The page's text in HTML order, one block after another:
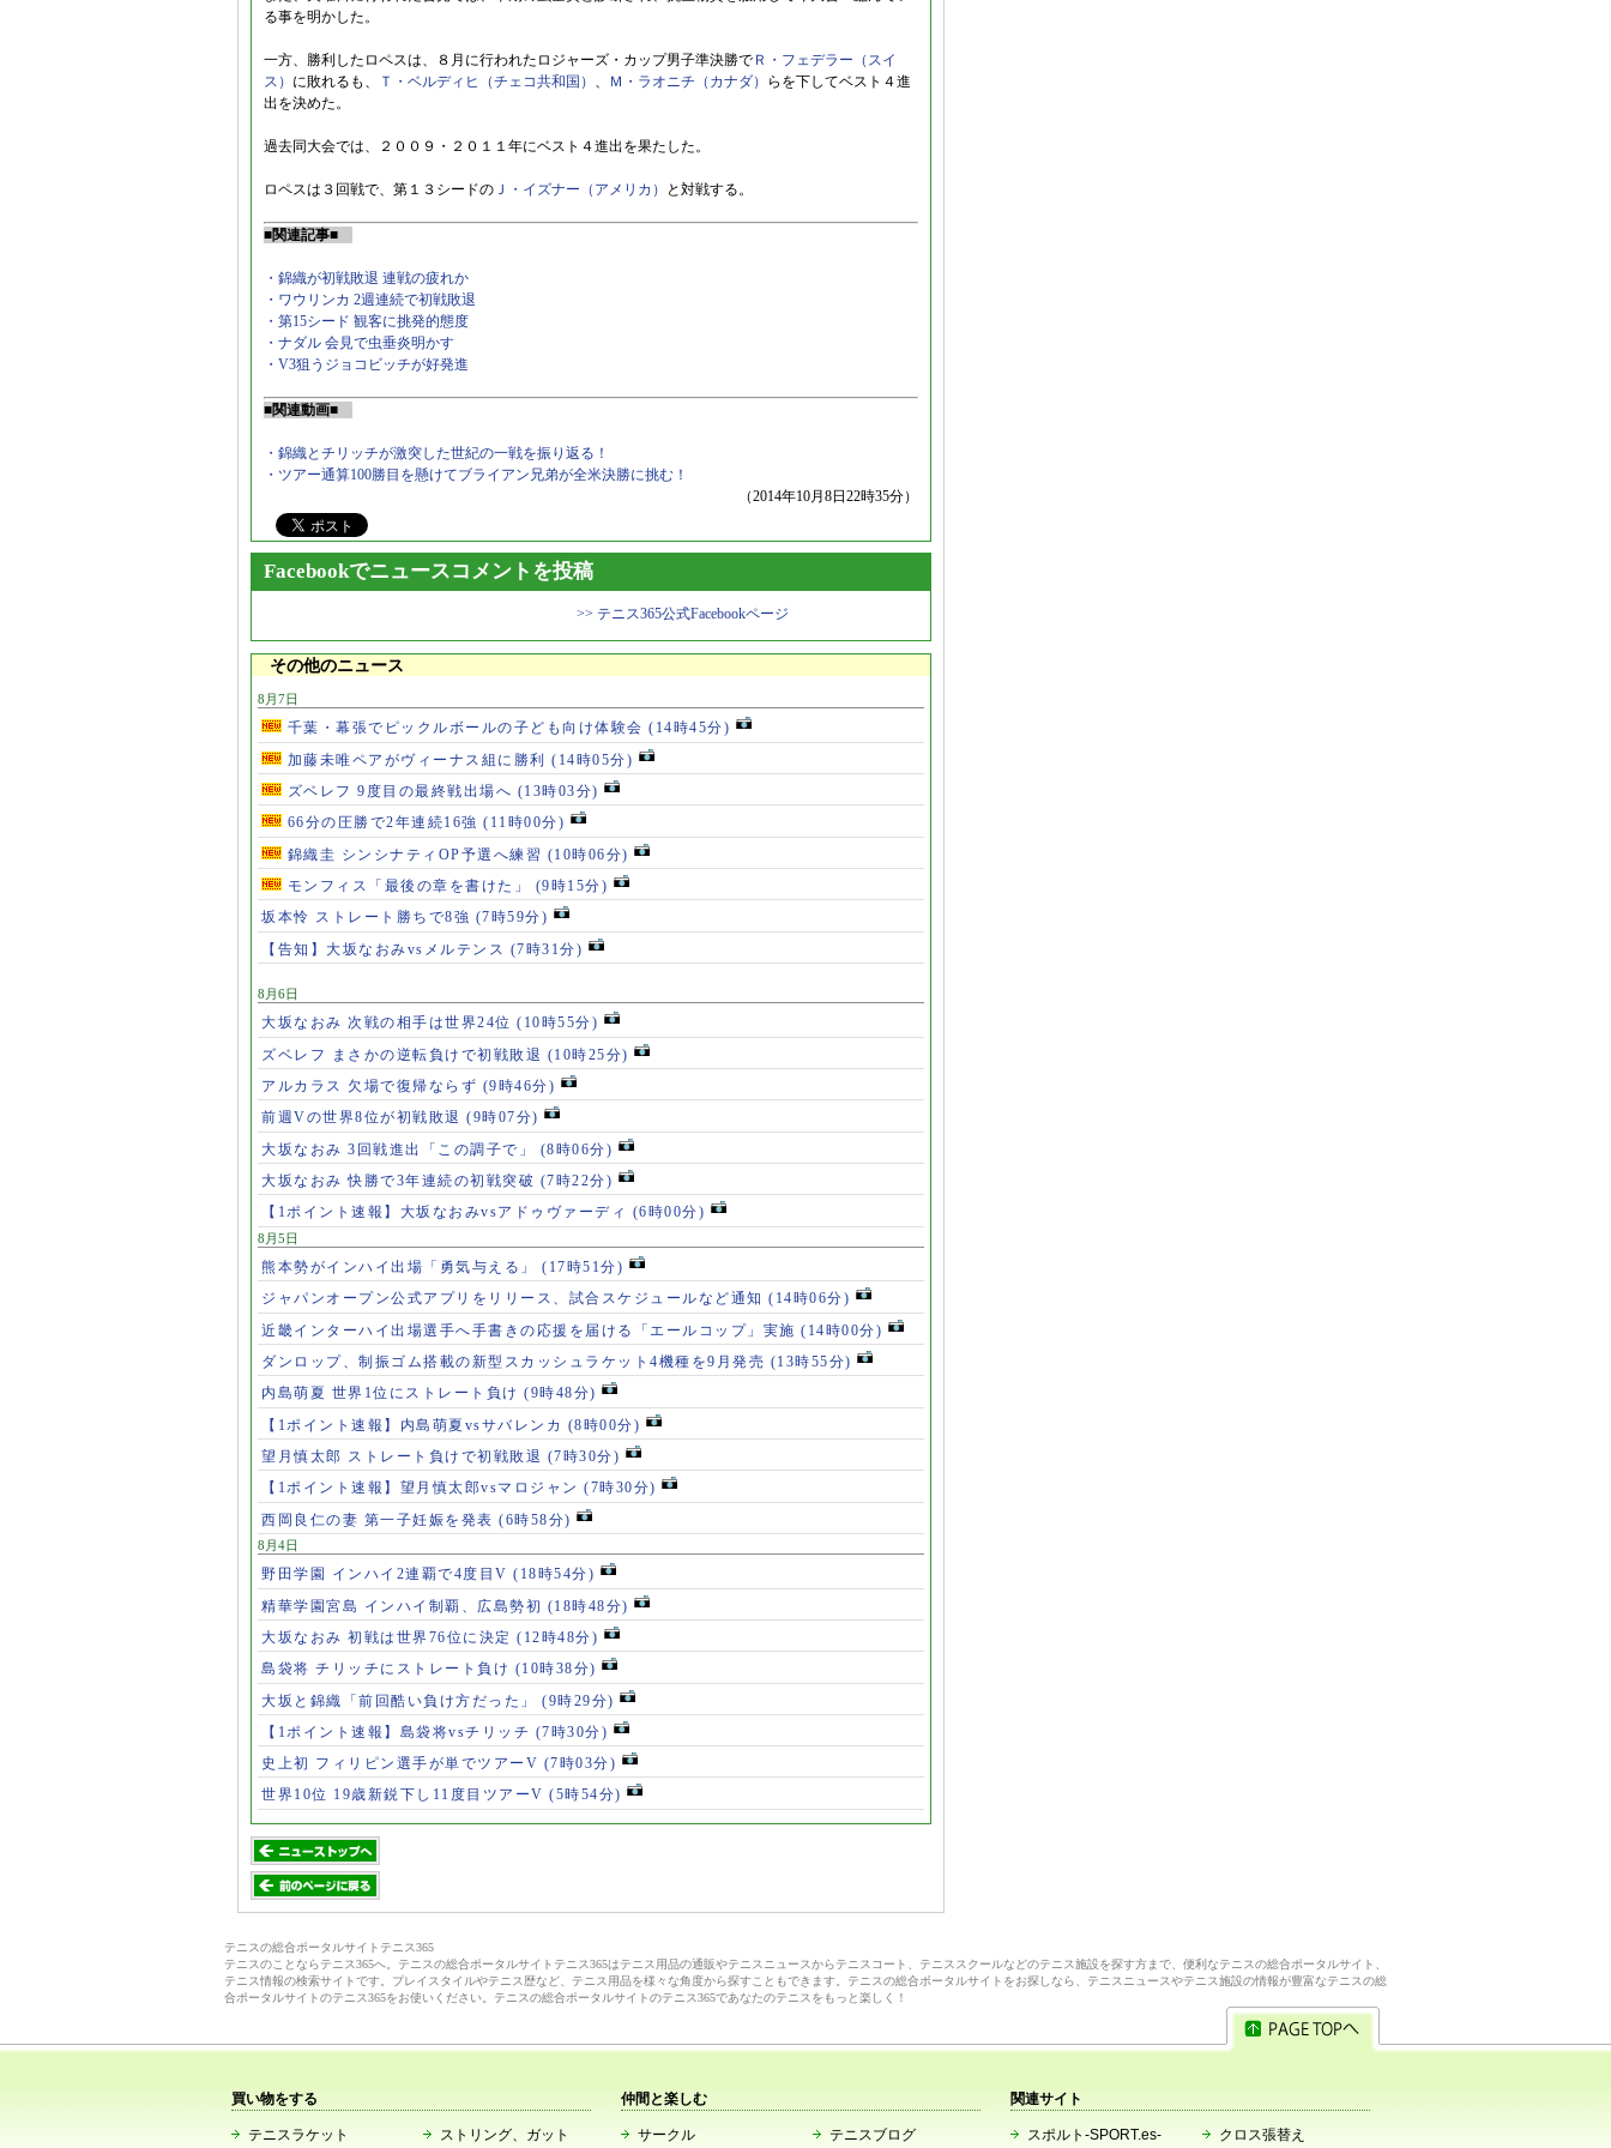
る事を明かした。
一方、勝利したロペスは、８月に行われたロジャーズ・カップ男子準決勝で Ｒ・フェデラー（スイ
ス） に敗れるも、 Ｔ・ベルディヒ（チェコ共和国） 、 Ｍ・ラオニチ（カナダ）
らを下してベスト４進
出を決めた。
過去同大会では、２００９・２０１１年にベスト４進出を果たした。
ロペスは３回戦で、第１３シードの Ｊ・イズナー（アメリカ） と対戦する。
■関連記事■
・錦織が初戦敗退 連戦の疲れか
・ワウリンカ 2週連続で初戦敗退
・第15シード 観客に挑発的態度
・ナダル 会見で虫垂炎明かす
・V3狙うジョコビッチが好発進
■関連動画■
・錦織とチリッチが激突した世紀の一戦を振り返る！
・ツアー通算100勝目を懸けてブライアン兄弟が全米決勝に挑む！
（2014年10月8日22時35分）
Facebookでニュースコメントを投稿
>> テニス365公式Facebookページ
その他のニュース
8月7日
千葉・幕張でピックルボールの子ども向け体験会 (14時45分)
加藤未唯ペアがヴィーナス組に勝利 (14時05分)
ズベレフ 9度目の最終戦出場へ (13時03分)
66分の圧勝で2年連続16強 (11時00分)
錦織圭 シンシナティOP予選へ練習 (10時06分)
モンフィス「最後の章を書けた」 (9時15分)
坂本怜 ストレート勝ちで8強 (7時59分)
【告知】大坂なおみvsメルテンス (7時31分)
8月6日
大坂なおみ 次戦の相手は世界24位 (10時55分)
ズベレフ まさかの逆転負けで初戦敗退 (10時25分)
アルカラス 欠場で復帰ならず (9時46分)
前週Vの世界8位が初戦敗退 (9時07分)
大坂なおみ 3回戦進出「この調子で」 (8時06分)
大坂なおみ 快勝で3年連続の初戦突破 (7時22分)
【1ポイント速報】大坂なおみvsアドゥヴァーディ (6時00分)
8月5日
熊本勢がインハイ出場「勇気与える」 (17時51分)
ジャパンオープン公式アプリをリリース、試合スケジュールなど通知 (14時06分)
近畿インターハイ出場選手へ手書きの応援を届ける「エールコップ」実施 (14時00分)
ダンロップ、制振ゴム搭載の新型スカッシュラケット4機種を9月発売 (13時55分)
内島萌夏 世界1位にストレート負け (9時48分)
【1ポイント速報】内島萌夏vsサバレンカ (8時00分)
望月慎太郎 ストレート負けで初戦敗退 (7時30分)
【1ポイント速報】望月慎太郎vsマロジャン (7時30分)
西岡良仁の妻 第一子妊娠を発表 (6時58分)
8月4日
野田学園 インハイ2連覇で4度目V (18時54分)
精華学園宮島 インハイ制覇、広島勢初 (18時48分)
大坂なおみ 初戦は世界76位に決定 (12時48分)
島袋将 チリッチにストレート負け (10時38分)
大坂と錦織「前回酷い負け方だった」 (9時29分)
【1ポイント速報】島袋将vsチリッチ (7時30分)
史上初 フィリピン選手が単でツアーV (7時03分)
世界10位 19歳新鋭下し11度目ツアーV (5時54分)
テニスの総合ポータルサイトテニス365
テニスのことならテニス365へ。テニスの総合ポータルサイトテニス365はテニス用品の通販やテニスニュースからテニスコート、テニススクールなどのテニス施設を探す方まで、便利なテニスの総合ポータルサイト、
テニス情報の検索サイトです。プレイスタイルやテニス歴など、テニス用品を様々な角度から探すこともできます。テニスの総合ポータルサイトをお探しなら、テニスニュースやテニス施設の情報が豊富なテニスの総
合ポータルサイトのテニス365をお使いください。テニスの総合ポータルサイトのテニス365であなたのテニスをもっと楽しく！
買い物をする
テニスラケット ストリング、ガット
仲間と楽しむ
サークル テニスブログ
関連サイト
スポルト-SPORT.es- クロス張替え